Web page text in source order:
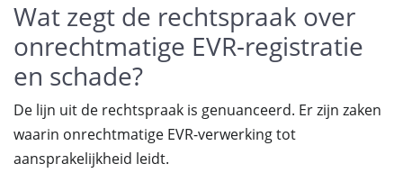
Wat zegt de rechtspraak over
onrechtmatige EVR-registratie
en schade?
De lijn uit de rechtspraak is genuanceerd. Er zijn zaken
waarin onrechtmatige EVR-verwerking tot
aansprakelijkheid leidt.